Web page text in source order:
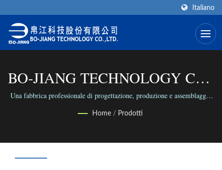
Italiano
BO-JIANG TECHNOLOGY CO.,
LTD.
Una fabbrica professionale di progettazione, produzione e assemblaggio
di connettori coassiali RF/Microwave nel mondo.
Home / Prodotti